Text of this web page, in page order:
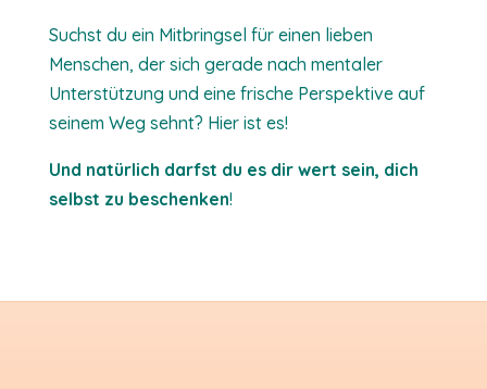
Suchst du ein Mitbringsel für einen lieben
Menschen, der sich gerade nach mentaler
Unterstützung und eine frische Perspektive auf
seinem Weg sehnt? Hier ist es!
Und natürlich darfst du es dir wert sein, dich
selbst zu beschenken!